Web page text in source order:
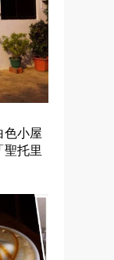
色小屋
聖托里